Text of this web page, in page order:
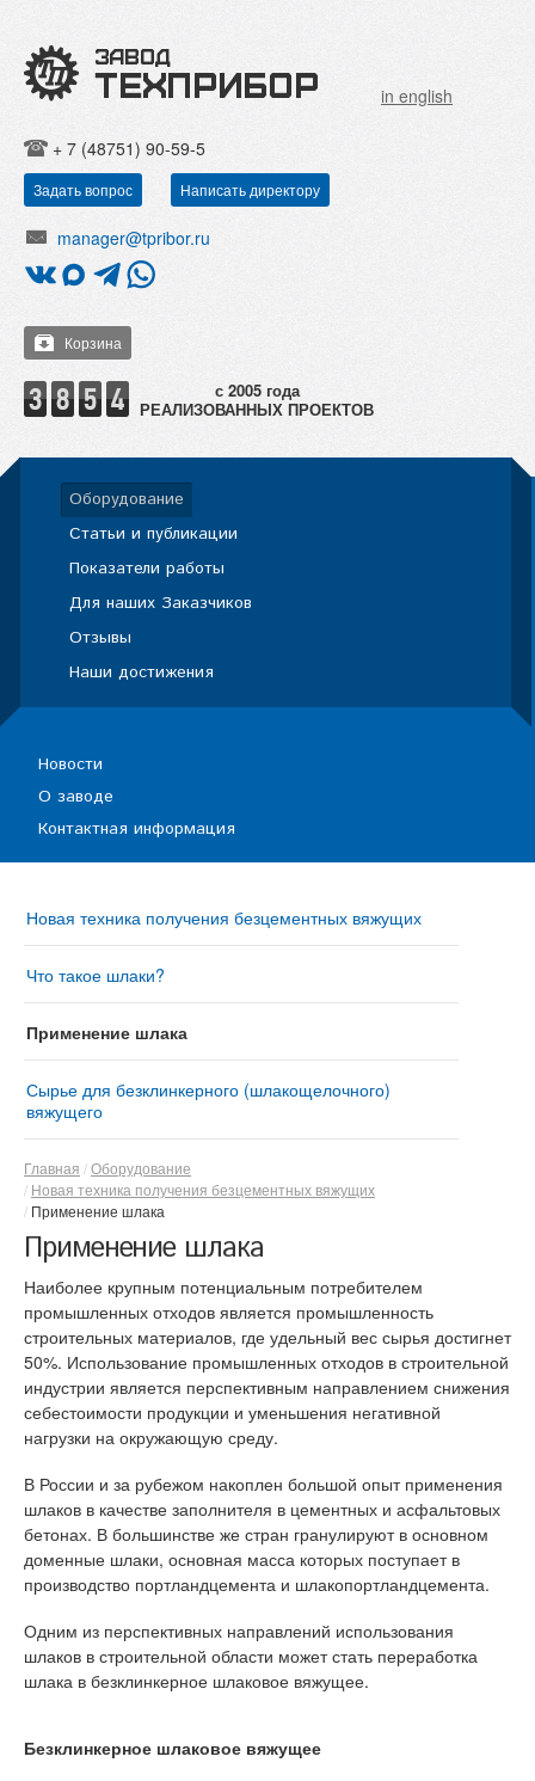
in english
+ 7 (48751) 90-59-5
Задать вопрос Написать директору
manager@tpribor.ru
Корзина
РЕАЛИЗОВАННЫХ ПРОЕКТОВ
Оборудование
Статьи и публикации
Показатели работы
Для наших Заказчиков
Отзывы
Наши достижения
Новости
О заводе
Контактная информация
Новая техника получения безцементных вяжущих
Что такое шлаки?
Применение шлака
Сырье для безклинкерного (шлакощелочного)
вяжущего
Главная Оборудование
Новая техника получения безцементных вяжущих
Применение шлака
Применение шлака
Наиболее крупным потенциальным потребителем
промышленных отходов является промышленность
строительных материалов, где удельный вес сырья достигнет
50%. Использование промышленных отходов в строительной
индустрии является перспективным направлением снижения
себестоимости продукции и уменьшения негативной
нагрузки на окружающую среду.
В России и за рубежом накоплен большой опыт применения
шлаков в качестве заполнителя в цементных и асфальтовых
бетонах. В большинстве же стран гранулируют в основном
доменные шлаки, основная масса которых поступает в
производство портландцемента и шлакопортландцемента.
Одним из перспективных направлений использования
шлаков в строительной области может стать переработка
шлака в безклинкерное шлаковое вяжущее.
Безклинкерное шлаковое вяжущее